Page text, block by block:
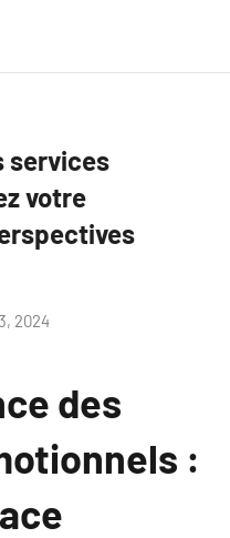
services
votre
2024
des
: